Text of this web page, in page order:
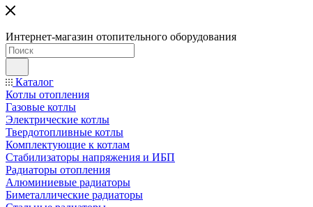
Интернет-магазин отопительного оборудования
Каталог
Котлы отопления
Газовые котлы
Электрические котлы
Твердотопливные котлы
Комплектующие к котлам
Стабилизаторы напряжения и ИБП
Радиаторы отопления
Алюминиевые радиаторы
Биметаллические радиаторы